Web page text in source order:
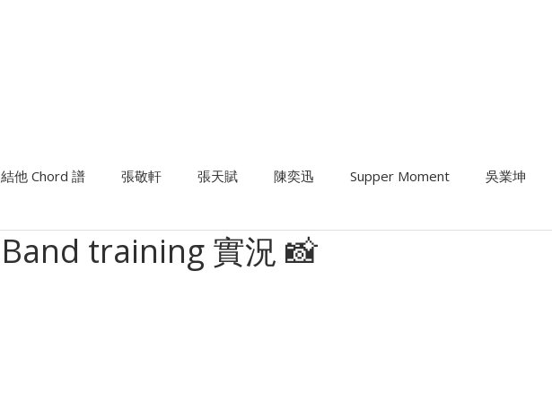
結他 Chord 譜 張敬軒 張天賦 陳奕迅 Supper Moment 吳業坤
方皓玟 班制木結他課程 班制流行鼓課程
Band training 實況 📸